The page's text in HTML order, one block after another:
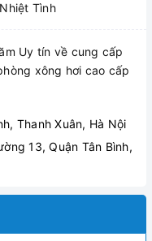
Tình
Uy tín về cung cấp
xông hơi cao cấp
Thanh Xuân, Hà Nội
13, Quận Tân Bình,